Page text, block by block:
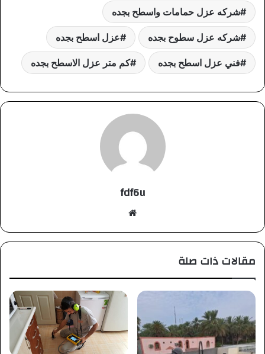
شركه عزل حمامات واسطح بجده
شركه عزل سطوح بجده عزل اسطح بجده
فني عزل اسطح بجده كم متر عزل الاسطح بجده
fdf6u
مقالات ذات صلة